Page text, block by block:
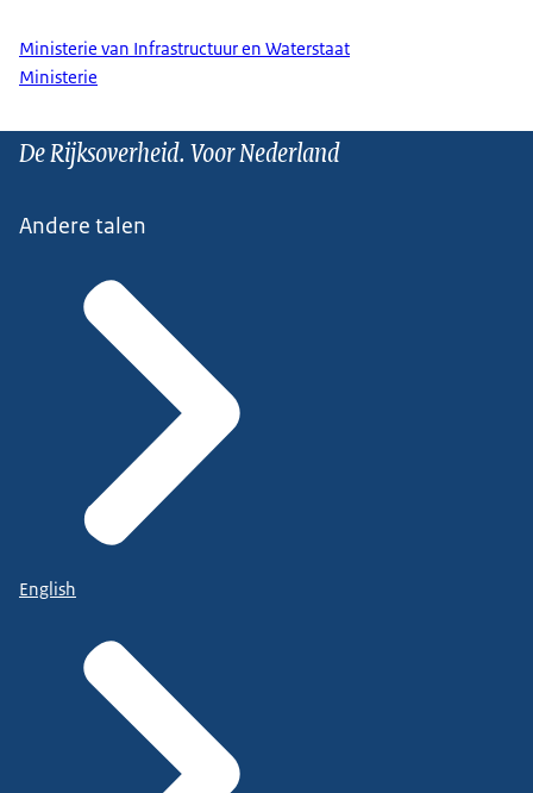
Ministerie van Infrastructuur en Waterstaat
Ministerie
De Rijksoverheid. Voor Nederland
Andere talen
English